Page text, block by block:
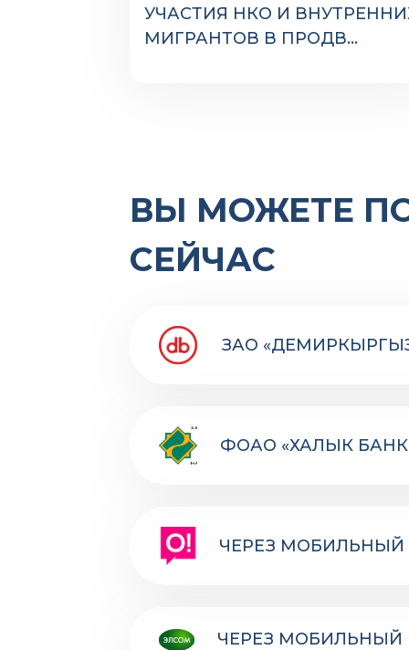
УЧАСТИЯ НКО И
МИГРАНТОВ В ПРОДВ...
ВЫ МОЖЕТЕ
СЕЙЧАС
ЗАО
ФОАО «ХАЛЫК
ЧЕРЕЗ МОБИЛЬНЫЙ
ЧЕРЕЗ